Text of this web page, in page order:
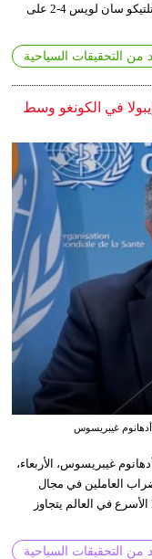
والمكسيكي، بعدما قاد إنتر ميامي إلى الفوز على أتلتيكو سان لويس 4-2 على
من التحقيقات السياحية
في الكونغو وسط
أدهانوم غيبريسوس
غيبريسوس، الأربعاء،
العاملين في مجال
في العالم يتجاوز
من التحقيقات السياحية